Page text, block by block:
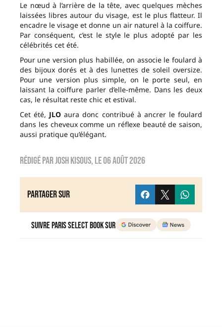
Le nœud à l’arrière de la tête, avec quelques mèches
laissées libres autour du visage, est le plus flatteur. Il
encadre le visage et donne un air naturel à la coiffure.
Par conséquent, c’est le style le plus adopté par les
célébrités cet été.
Pour une version plus habillée, on associe le foulard à
des bijoux dorés et à des lunettes de soleil oversize.
Pour une version plus simple, on le porte seul, en
laissant la coiffure parler d’elle-même. Dans les deux
cas, le résultat reste chic et estival.
Cet été, JLO aura donc contribué à ancrer le foulard
dans les cheveux comme un réflexe beauté de saison,
aussi pratique qu’élégant.
Rédigé parJosh Kisous, le06 août 2026
Partager sur
Suivre Paris Select Book sur